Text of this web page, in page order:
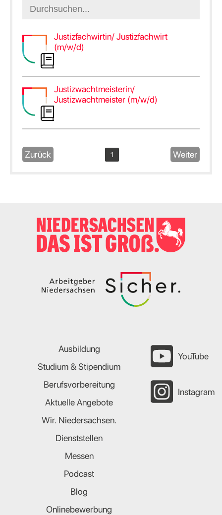
Justizfachwirtin/ Justizfachwirt
(m/w/d)
Justizwachtmeisterin/
Justizwachtmeister (m/w/d)
Zurück 1 Weiter
Ausbildung
Studium & Stipendium
Berufsvorbereitung
Aktuelle Angebote
Wir. Niedersachsen.
Dienststellen
Messen
Podcast
Blog
Onlinebewerbung
YouTube
Instagram